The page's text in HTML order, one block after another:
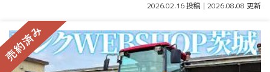
2026.02.16 投稿 | 2026.08.08 更新